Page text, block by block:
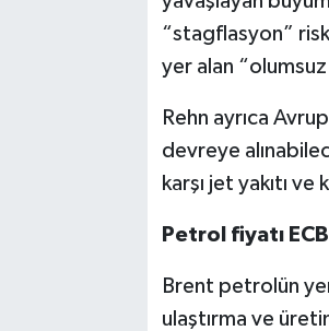
“stagflasyon”
yer alan
Rehn ayrıca
devreye
karşı jet yakıtı
Petrol fiyatı
Brent petrolün
ulaştırma ve